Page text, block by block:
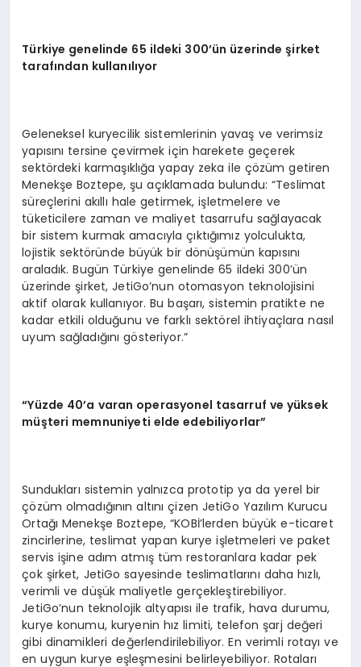
Türkiye genelinde 65 ildeki 300’ün üzerinde şirket
tarafından kullanılıyor
Geleneksel kuryecilik sistemlerinin yavaş ve verimsiz
yapısını tersine çevirmek için harekete geçerek
sektördeki karmaşıklığa yapay zeka ile çözüm getiren
Menekşe Boztepe, şu açıklamada bulundu: “Teslimat
süreçlerini akıllı hale getirmek, işletmelere ve
tüketicilere zaman ve maliyet tasarrufu sağlayacak
bir sistem kurmak amacıyla çıktığımız yolculukta,
lojistik sektöründe büyük bir dönüşümün kapısını
araladık. Bugün Türkiye genelinde 65 ildeki 300’ün
üzerinde şirket, JetiGo’nun otomasyon teknolojisini
aktif olarak kullanıyor. Bu başarı, sistemin pratikte ne
kadar etkili olduğunu ve farklı sektörel ihtiyaçlara nasıl
uyum sağladığını gösteriyor.”
“Yüzde 40’a varan operasyonel tasarruf ve yüksek
müşteri memnuniyeti elde edebiliyorlar”
Sundukları sistemin yalnızca prototip ya da yerel bir
çözüm olmadığının altını çizen JetiGo Yazılım Kurucu
Ortağı Menekşe Boztepe, “KOBİ’lerden büyük e-ticaret
zincirlerine, teslimat yapan kurye işletmeleri ve paket
servis işine adım atmış tüm restoranlara kadar pek
çok şirket, JetiGo sayesinde teslimatlarını daha hızlı,
verimli ve düşük maliyetle gerçekleştirebiliyor.
JetiGo’nun teknolojik altyapısı ile trafik, hava durumu,
kurye konumu, kuryenin hız limiti, telefon şarj değeri
gibi dinamikleri değerlendirilebiliyor. En verimli rotayı ve
en uygun kurye eşleşmesini belirleyebiliyor. Rotaları